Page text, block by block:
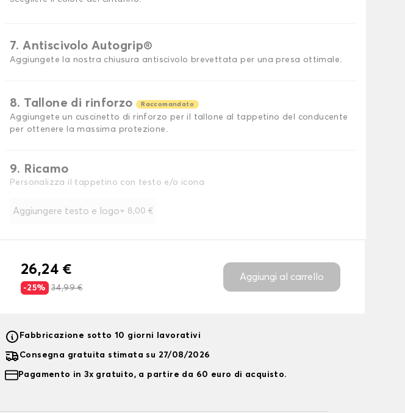
7. Antiscivolo Autogrip®
Aggiungete la nostra chiusura antiscivolo brevettata per una presa ottimale.
8. Tallone di rinforzo Raccomandato
Aggiungete un cuscinetto di rinforzo per il tallone al tappetino del conducente
per ottenere la massima protezione.
9. Ricamo
Personalizza il tappetino con testo e/o icona
Aggiungere testo e logo+ 8,00 €
26,24 €
-25% 34,99 €
Aggiungi al carrello
Fabbricazione sotto 10 giorni lavorativi
Consegna gratuita stimata su 27/08/2026
Pagamento in 3x gratuito, a partire da 60 euro di acquisto.